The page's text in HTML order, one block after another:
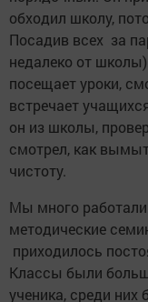
обходил школу,
Посадив всех за
недалеко от
посещает уроки,
встречает
он из школы,
смотрел, как
чистоту.
Мы много
методические
приходилось
Классы были
ученика, среди них